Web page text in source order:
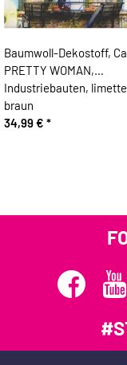
Baumwoll-Dekostoff,
PRETTY WOMAN,
Industriebauten,
braun
34,99 € *